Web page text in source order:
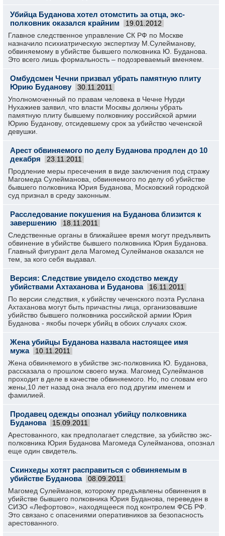
Убийца Буданова хотел отомстить за отца, экс-
полковник оказался крайним
19.01.2012
Главное следственное управление СК РФ по Москве
назначило психиатрическую экспертизу М.Сулейманову,
обвиняемому в убийстве бывшего полковника Ю. Буданова.
Это всего лишь формальность – подозреваемый вменяем.
Омбудсмен Чечни призвал убрать памятную плиту
Юрию Буданову
30.11.2011
Уполномоченный по правам человека в Чечне Нурди
Нухажиев заявил, что власти Москвы должны убрать
памятную плиту бывшему полковнику российской армии
Юрию Буданову, отсидевшему срок за убийство чеченской
девушки.
Арест обвиняемого по делу Буданова продлен до 10
декабря
23.11.2011
Продление меры пресечения в виде заключения под стражу
Магомеда Сулейманова, обвиняемого по делу об убийстве
бывшего полковника Юрия Буданова, Московский городской
суд признал в среду законным.
Расследование покушения на Буданова близится к
завершению
18.11.2011
Следственные органы в ближайшее время могут предъявить
обвинение в убийстве бывшего полковника Юрия Буданова.
Главный фигурант дела Магомед Сулейманов оказался не
тем, за кого себя выдавал.
Версия: Следствие увидело сходство между
убийствами Ахтаханова и Буданова
16.11.2011
По версии следствия, к убийству чеченского поэта Руслана
Ахтаханова могут быть причастны лица, организовавшие
убийство бывшего полковника российской армии Юрия
Буданова - якобы почерк убийц в обоих случаях схож.
Жена убийцы Буданова назвала настоящее имя
мужа
10.11.2011
Жена обвиняемого в убийстве экс-полковника Ю. Буданова,
рассказала о прошлом своего мужа. Магомед Сулейманов
проходит в деле в качестве обвиняемого. Но, по словам его
жены,10 лет назад она знала его под другим именем и
фамилией.
Продавец одежды опознал убийцу полковника
Буданова
15.09.2011
Арестованного, как предполагает следствие, за убийство экс-
полковника Юрия Буданова Магомеда Сулейманова, опознал
еще один свидетель.
Скинхеды хотят расправиться с обвиняемым в
убийстве Буданова
08.09.2011
Магомед Сулейманов, которому предъявлены обвинения в
убийстве бывшего полковника Юрия Буданова, переведен в
СИЗО «Лефортово», находящееся под контролем ФСБ РФ.
Это связано с опасениями оперативников за безопасность
арестованного.